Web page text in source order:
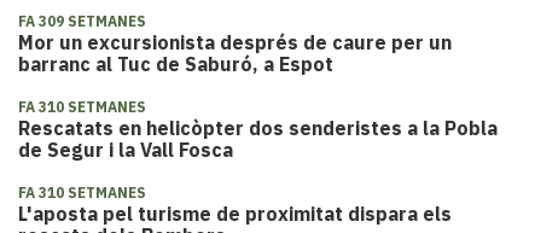
FA 309 SETMANES
​Mor un excursionista després de caure per un
barranc al Tuc de Saburó, a Espot
FA 310 SETMANES
Rescatats en helicòpter dos senderistes a la Pobla
de Segur i la Vall Fosca
FA 310 SETMANES
L'aposta pel turisme de proximitat dispara els